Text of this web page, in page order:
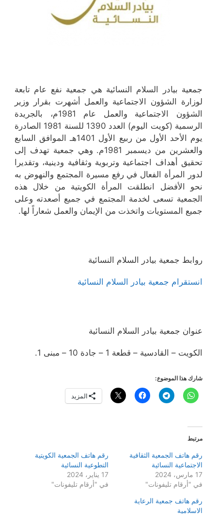
جمعية بيادر السلام النسائية هي جمعية نفع عام تابعة
لوزارة الشؤون الاجتماعية والعمل أشهرت بقرار وزير
الشؤون الاجتماعية والعمل عام 1981م، بالجريدة
الرسمية (كويت اليوم) العدد 1390 للسنة 1981 الصادرة
يوم الأحد الأول من ربيع الأول 1401هـ الموافق السابع
والعشرين من ديسمبر 1981م. وهي جمعية تهدف إلى
تحقيق أهداف اجتماعية وتربوية وثقافية ودينية، وتقديرا
لدور المرأة الفعال في رفع مسيرة المجتمع والنهوض به
نحو الأفضل انطلقت المرأة الكويتية من خلال هذه
الجمعية تسعى لخدمة المجتمع في جميع أصعدته وعلى
جميع المستويات واتخذت من الإيمان والعمل شعاراً لها.
روابط جمعية بيادر السلام النسائية
انستقرام جمعية بيادر السلام النسائية
عنوان جمعية بيادر السلام النسائية
الكويت – القادسية – قطعة 1 – جادة 10 – مبنى 1.
شارك هذا الموضوع:
المزيد
مرتبط
رقم هاتف الجمعية الثقافية
الاجتماعية النسائية
17 مارس، 2024
في "أرقام تليفونات"
رقم هاتف الجمعية الكويتية
التطوعية النسائية
17 يناير، 2024
في "أرقام تليفونات"
رقم هاتف جمعية الرعاية
الاسلامية